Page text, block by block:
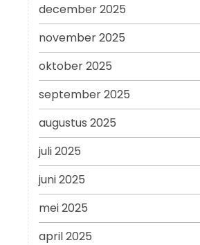
december 2025
november 2025
oktober 2025
september 2025
augustus 2025
juli 2025
juni 2025
mei 2025
april 2025